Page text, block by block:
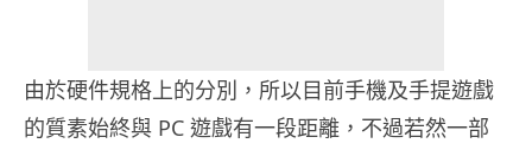
由於硬件規格上的分別，所以目前手機及手提遊戲
的質素始終與 PC 遊戲有一段距離，不過若然一部